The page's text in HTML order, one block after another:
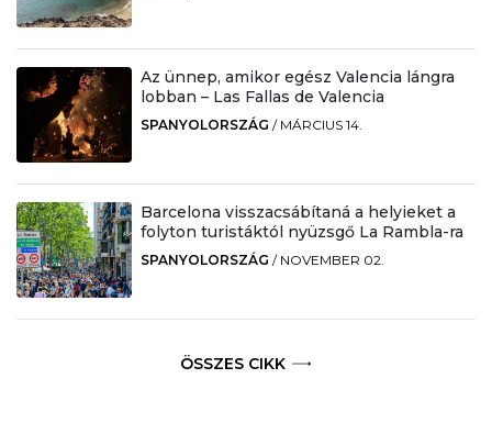
Az ünnep, amikor egész Valencia lángra
lobban – Las Fallas de Valencia
SPANYOLORSZÁG / MÁRCIUS 14.
Barcelona visszacsábítaná a helyieket a
folyton turistáktól nyüzsgő La Rambla-ra
SPANYOLORSZÁG / NOVEMBER 02.
ÖSSZES CIKK